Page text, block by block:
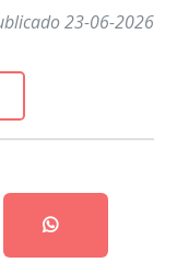
23-06-2026